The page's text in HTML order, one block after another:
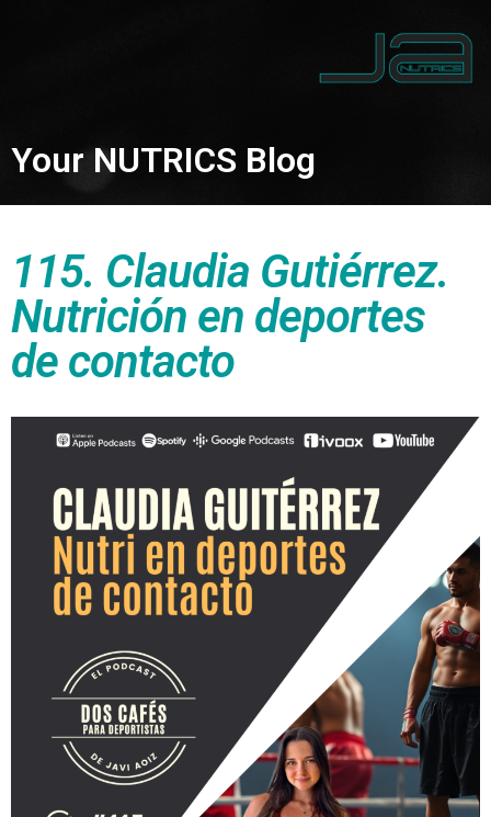
Your NUTRICS Blog
115. Claudia Gutiérrez.
Nutrición en deportes
de contacto